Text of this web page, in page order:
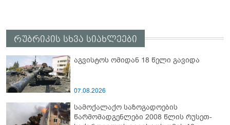
რუბრიკის სხვა სიახლეები
აგვისტოს ომიდან 18 წელი გავიდა
07.08.2026
სამოქალაქო საზოგადოების
წარმომადგენლები 2008 წლის რუსეთ-